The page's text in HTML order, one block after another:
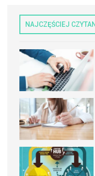
NAJCZĘŚCIEJ